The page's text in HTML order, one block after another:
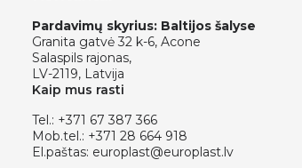
Pardavimų skyrius: Baltijos šalyse
Granita gatvė 32 k-6, Acone
Salaspils rajonas,
LV-2119, Latvija
Kaip mus rasti
Tel.: +371 67 387 366
Mob.tel.: +371 28 664 918
El.paštas: europlast@europlast.lv